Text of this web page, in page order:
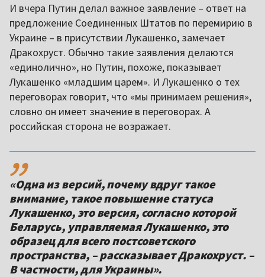
И вчера Путин делал важное заявление – ответ на
предложение Соединенных Штатов по перемирию в
Украине – в присутствии Лукашенко, замечает
Дракохруст. Обычно такие заявления делаются
«единолично», но Путин, похоже, показывает
Лукашенко «младшим царем». И Лукашенко о тех
переговорах говорит, что «мы принимаем решения»,
словно он имеет значение в переговорах. А
российская сторона не возражает.
,,
«Одна из версий, почему вдруг такое
внимание, такое повышение статуса
Лукашенко, это версия, согласно которой
Беларусь, управляемая Лукашенко, это
образец для всего постсоветского
пространства, – рассказывает Дракохруст. –
В частности, для Украины».